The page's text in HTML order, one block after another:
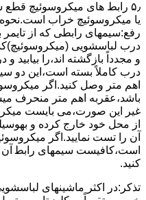
۵٫ رابط های ﻣﯿﮑﺮوﺳﻮﺋﯿﭻ ﻗﻄﻊ
ﯾﺎ ﻣﯿﮑﺮوﺳﻮﺋﯿﭻ ﺧﺮاب اﺳﺖ.نحوه
رفع:سیمهای راﺑﻄﯽ ﮐﻪ از
درب لباسشویی
و مجدداً بازگشته اند،را ﺑﯿﺎﺑﯿﺪ و
درب کاملاً ﺑﺴﺘﻪ اﺳﺖ،اﯾﻦ دو
اﻫﻢ ﻣﺘﺮ وصل کنید.اﮔﺮ
ﺑﺎﺷﺪ،ﻋﻘﺮﺑﻪ اهم متر ﻣﻨﺤﺮف
ﻏﯿﺮ اﯾﻦ ﺻﻮرت،می بایست
از ﻣﺤﻞ خود ﺧﺎرج کرده و
آن را ﺗﺴﺖ ﻧﻤﺎﯾﯿﺪ.اﮔﺮ
اﺳﺖ،ﮐﺎﻓﯿﺴﺖ سیمهای راﺑﻄ آن
کنید.
ﺗﺬﮐﺮ:در اﮐﺜﺮ ماشینهای